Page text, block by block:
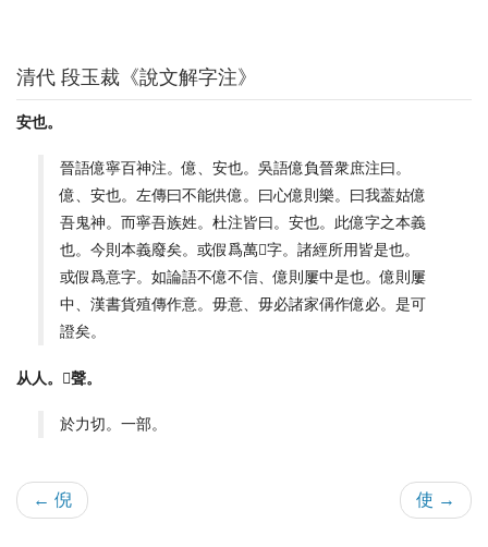
清代 段玉裁《說文解字注》
安也。
晉語億寧百神注。億、安也。吳語億負晉衆庶注曰。
億、安也。左傳曰不能供億。曰心億則樂。曰我葢姑億
吾鬼神。而寧吾族姓。杜注皆曰。安也。此億字之本義
也。今則本義廢矣。或假爲萬𢡃字。諸經所用皆是也。
或假爲意字。如論語不億不信、億則屢中是也。億則屢
中、漢書貨殖傳作意。毋意、毋必諸家偁作億必。是可
證矣。
从人。𢡃聲。
於力切。一部。
← 倪 使 →